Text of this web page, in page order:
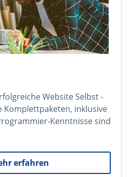
Website Selbst -
Komplettpaketen, inklusive
Kenntnisse sind
erfahren